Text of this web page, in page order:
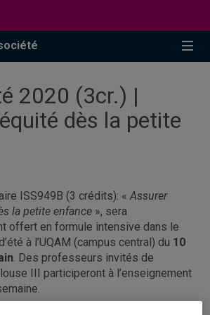
2020 (3cr.) |
dès la petite
ISS949B (3 crédits): «Assurer
la petite enfance », sera
offert en formule intensive dans le
à l’UQAM (campus central) du 10
. Des professeurs invités de
III participeront à l’enseignement